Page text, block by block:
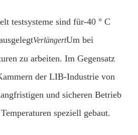
testsysteme sind für-40 ° C
VerlängertUm bei
zu arbeiten. Im Gegensatz
der LIB-Industrie von
und sicheren Betrieb
speziell gebaut.